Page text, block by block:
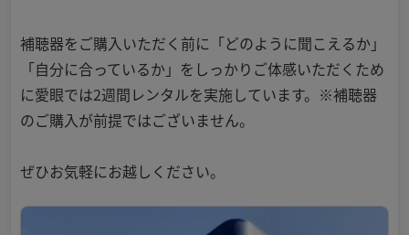
補聴器をご購入いただく前に「どのように聞こえるか」
「自分に合っているか」をしっかりご体感いただくため
に愛眼では2週間レンタルを実施しています。※補聴器
のご購入が前提ではございません。
ぜひお気軽にお越しください。